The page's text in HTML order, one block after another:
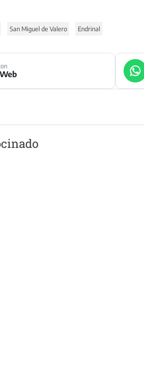
San Miguel de Valero Endrinal